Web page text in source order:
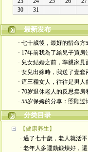
最新发布
· 七十歲後，最好的惜命方
· 17年前我為了給兒子買房
· 兒女結婚之前，準親家見
· 女兒出嫁時，我送了壹套
· 這三種女人，往往是男人
· 70岁退休老人的反思卖房
· 55岁保姆的分享：照顾过
分类目录
【健康养生】
· 過了七十歲，老人就活
· 老年人多運動鍛煉好，